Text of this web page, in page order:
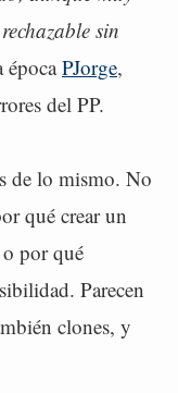
sin
épocaPJorge,
del PP.
de lo mismo. No
qué crear un
por qué
Parecen
clones, y